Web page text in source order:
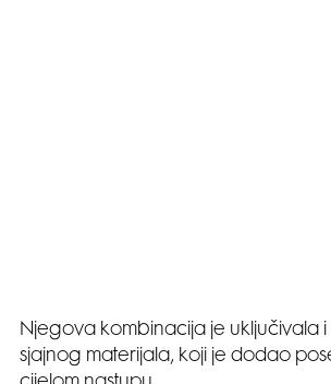
Njegova kombinacija je uključivala
sjajnog materijala, koji je dodao